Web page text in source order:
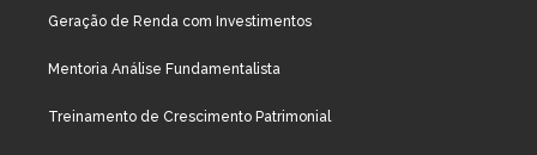
Geração de Renda com Investimentos
Mentoria Análise Fundamentalista
Treinamento de Crescimento Patrimonial